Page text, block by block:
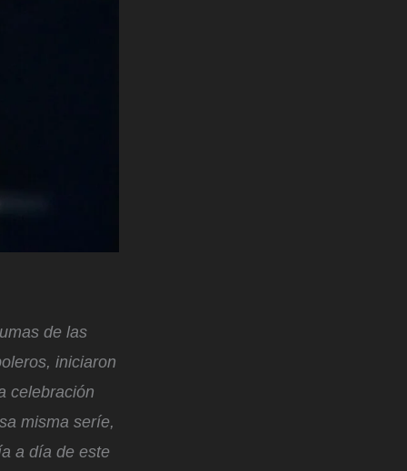
de las
iniciaron
celebración
misma seríe,
a día de este